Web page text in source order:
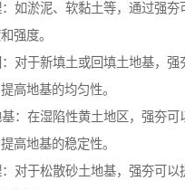
如淤泥、软黏土等，通过强夯
强度。
对于新填土或回填土地基，强
高地基的均匀性。
：在湿陷性黄土地区，强夯可
高地基的稳定性。
对于松散砂土地基，强夯可以